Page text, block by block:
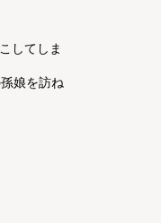
してしま
娘を訪ね